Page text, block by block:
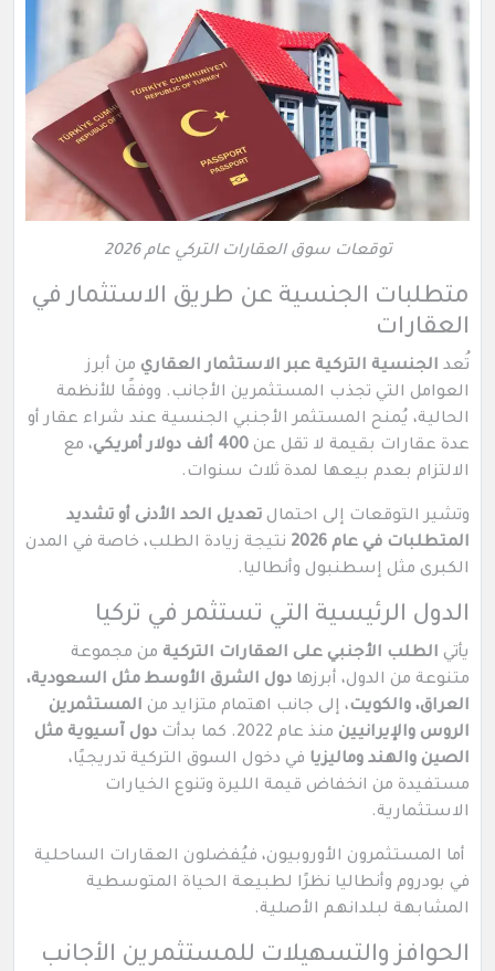
توقعات سوق العقارات التركي عام 2026
متطلبات الجنسية عن طريق الاستثمار في
العقارات
تُعد الجنسية التركية عبر الاستثمار العقاري من أبرز
العوامل التي تجذب المستثمرين الأجانب. ووفقًا للأنظمة
الحالية، يُمنح المستثمر الأجنبي الجنسية عند شراء عقار أو
عدة عقارات بقيمة لا تقل عن 400 ألف دولار أمريكي
، مع
الالتزام بعدم بيعها لمدة ثلاث سنوات.
وتشير التوقعات إلى احتمال تعديل الحد الأدنى أو تشديد
المتطلبات في عام 2026
نتيجة زيادة الطلب، خاصة في المدن
الكبرى مثل إسطنبول وأنطاليا.
الدول الرئيسية التي تستثمر في تركيا
يأتي الطلب الأجنبي على العقارات التركية من مجموعة
متنوعة من الدول، أبرزها دول الشرق الأوسط مثل السعودية،
العراق، والكويت، إلى جانب اهتمام متزايد من المستثمرين
الروس والإيرانيين منذ عام 2022. كما بدأت
دول آسيوية مثل
الصين والهند وماليزيا في دخول السوق التركية تدريجيًا،
مستفيدة من انخفاض قيمة الليرة وتنوع الخيارات
الاستثمارية.
أما المستثمرون الأوروبيون، فيُفضلون العقارات الساحلية
في بودروم وأنطاليا نظرًا لطبيعة الحياة المتوسطية
المشابهة لبلدانهم الأصلية.
الحوافز والتسهيلات للمستثمرين الأجانب